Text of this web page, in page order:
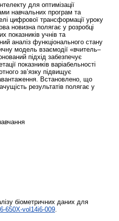
для оптимізації
навчальних програм та
цифрової трансформації уроку
новизна полягає у розробці
показників учнів та
аналіз функціонального стану
модель взаємодії «вчитель–
підхід забезпечує
показників варіабельності
зв’язку підвищує
Встановлено, що
результатів полягає у
біометричних даних для
650X-vol14i6-009